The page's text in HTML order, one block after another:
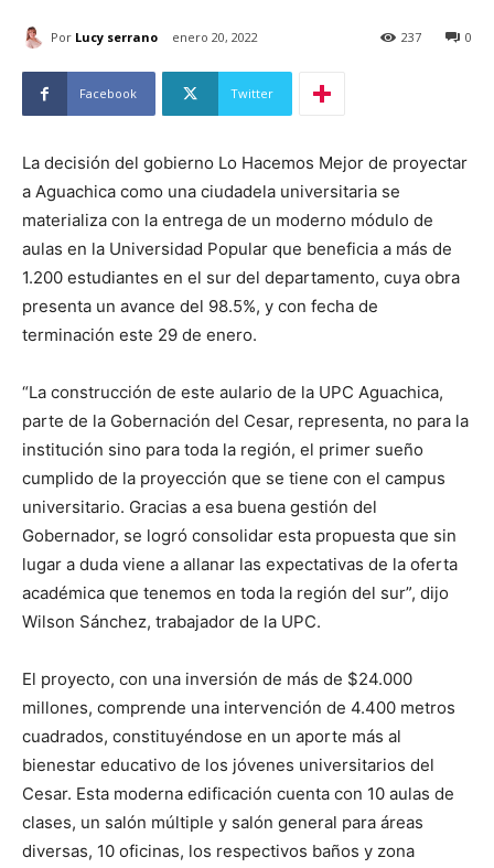
Por Lucy serrano enero 20, 2022 0
237
Facebook Twitter
La decisión del gobierno Lo Hacemos Mejor de proyectar
a Aguachica como una ciudadela universitaria se
materializa con la entrega de un moderno módulo de
aulas en la Universidad Popular que beneficia a más de
1.200 estudiantes en el sur del departamento, cuya obra
presenta un avance del 98.5%, y con fecha de
terminación este 29 de enero.
“La construcción de este aulario de la UPC Aguachica,
parte de la Gobernación del Cesar, representa, no para la
institución sino para toda la región, el primer sueño
cumplido de la proyección que se tiene con el campus
universitario. Gracias a esa buena gestión del
Gobernador, se logró consolidar esta propuesta que sin
lugar a duda viene a allanar las expectativas de la oferta
académica que tenemos en toda la región del sur”, dijo
Wilson Sánchez, trabajador de la UPC.
El proyecto, con una inversión de más de $24.000
millones, comprende una intervención de 4.400 metros
cuadrados, constituyéndose en un aporte más al
bienestar educativo de los jóvenes universitarios del
Cesar. Esta moderna edificación cuenta con 10 aulas de
clases, un salón múltiple y salón general para áreas
diversas, 10 oficinas, los respectivos baños y zona